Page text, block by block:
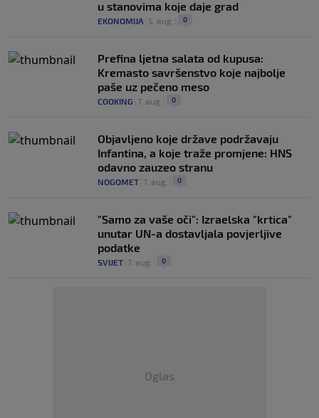
u stanovima koje daje grad
EKONOMIJA 5. aug. 0
Prefina ljetna salata od kupusa:
Kremasto savršenstvo koje najbolje
paše uz pečeno meso
COOKING 7. aug. 0
Objavljeno koje države podržavaju
Infantina, a koje traže promjene: HNS
odavno zauzeo stranu
NOGOMET 7. aug. 0
"Samo za vaše oči": Izraelska "krtica"
unutar UN-a dostavljala povjerljive
podatke
SVIJET 7. aug. 0
Oglas